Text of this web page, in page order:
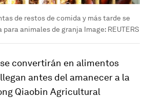
de restos de comida y más tarde se
animales de granja Image: REUTERS
convertirán en alimentos
antes del amanecer a la
Qiaobin Agricultural